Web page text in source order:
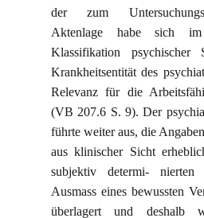
der zum
Aktenlage habe sich
Klassifikation psychischer
Krankheitsentität des
Relevanz für die
(VB 207.6 S. 9). Der
führte weiter aus, die
aus klinischer Sicht
subjektiv determi- nierten
Ausmass eines bewussten
überlagert und deshalb